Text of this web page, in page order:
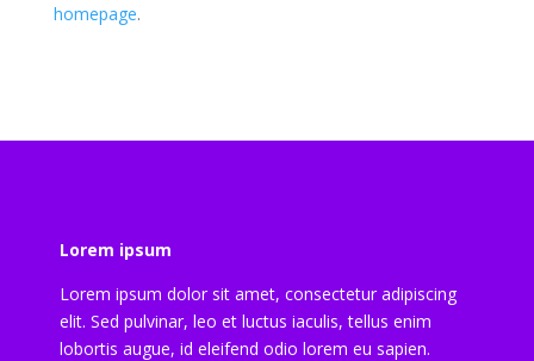
homepage.
Lorem ipsum
Lorem ipsum dolor sit amet, consectetur adipiscing
elit. Sed pulvinar, leo et luctus iaculis, tellus enim
lobortis augue, id eleifend odio lorem eu sapien.